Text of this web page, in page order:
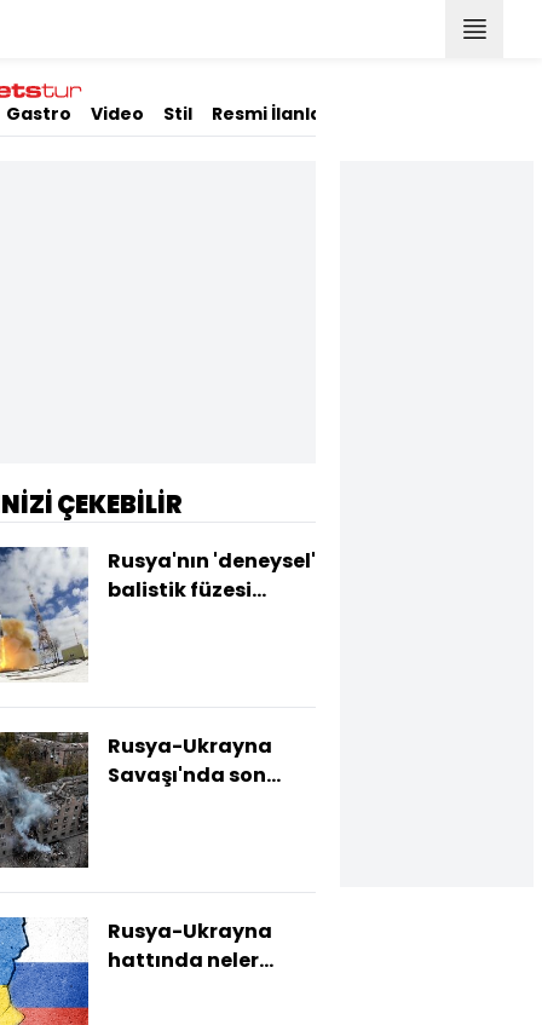
Gastro Video Stil Resmi İlanlar
ÇEKEBİLİR
Rusya'nın 'deneysel'
balistik füzesi
Rusya-Ukrayna
Savaşı'nda son
Rusya-Ukrayna
hattında neler